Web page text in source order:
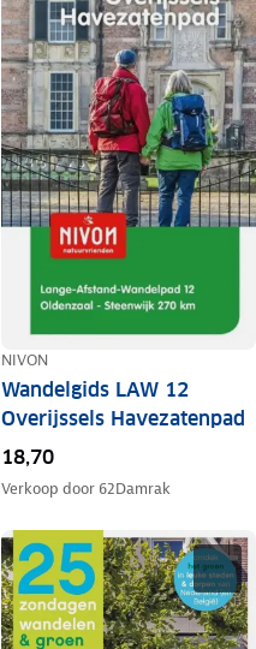
NIVON
Wandelgids LAW 12
Overijssels Havezatenpad
18,70
Verkoop door 62Damrak